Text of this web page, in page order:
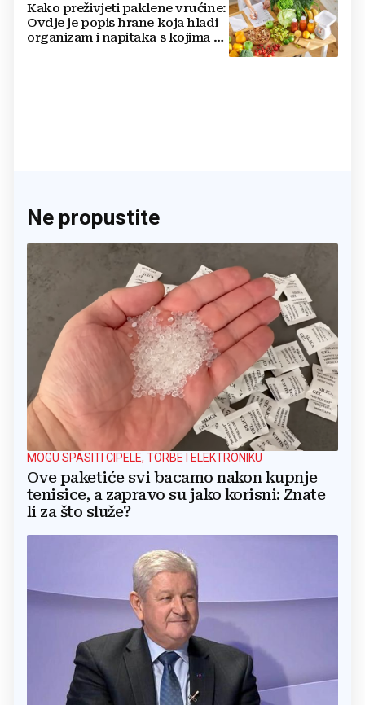
Kako preživjeti paklene vrućine:
Ovdje je popis hrane koja hladi
organizam i napitaka s kojima si
Ne propustite
MOGU SPASITI CIPELE, TORBE I ELEKTRONIKU
Ove paketiće svi bacamo nakon kupnje
tenisice, a zapravo su jako korisni: Znate
li za što služe?